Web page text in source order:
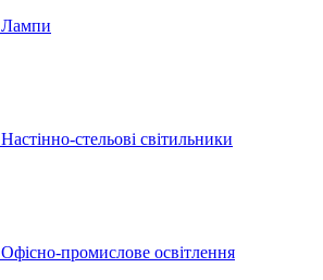
Лампи
Настінно-стельові світильники
Офісно-промислове освітлення